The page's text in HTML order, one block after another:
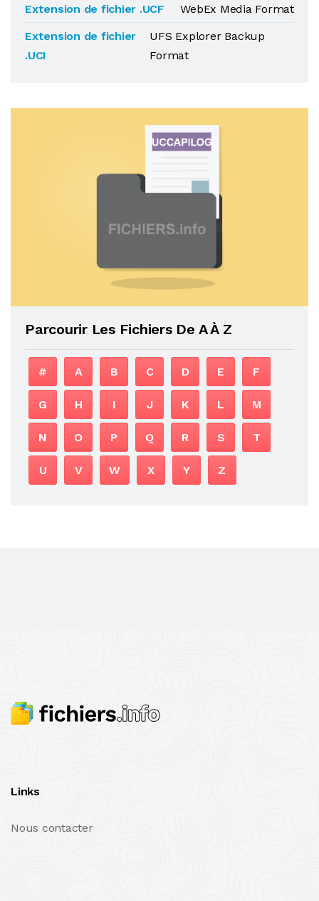
Extension de fichier .UCF
WebEx Media Format
Extension de fichier
.UCI
UFS Explorer Backup
Format
Parcourir Les Fichiers De A À Z
# A B C D E F
G H I J K L M
N O P Q R S T
U V W X Y Z
Links
Nous contacter